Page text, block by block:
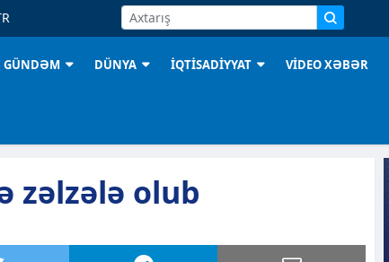
GÜNDƏM DÜNYA İQTİSADİYYAT VİDEO XƏBƏR
zəlzələ olub